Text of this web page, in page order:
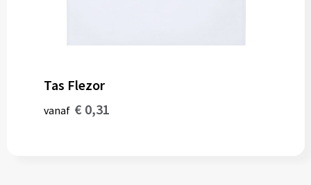
Tas Flezor
vanaf € 0,31